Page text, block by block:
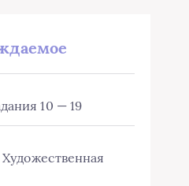
10 — 19
Художественная